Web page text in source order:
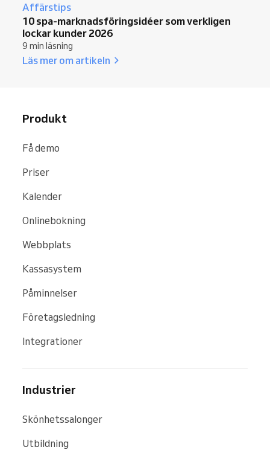
Affärstips
10 spa-marknadsföringsidéer som verkligen
lockar kunder 2026
9 min läsning
Läs mer om artikeln
Produkt
Få demo
Priser
Kalender
Onlinebokning
Webbplats
Kassasystem
Påminnelser
Företagsledning
Integrationer
Industrier
Skönhetssalonger
Utbildning